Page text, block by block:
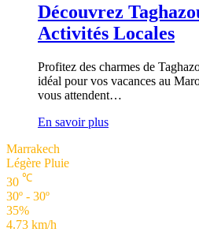
Découvrez
Activités Locales
Profitez des charmes de
idéal pour vos vacances au
vous attendent…
En savoir plus
Marrakech
Légère Pluie
30 ℃
30º - 30º
35%
4.73 km/h